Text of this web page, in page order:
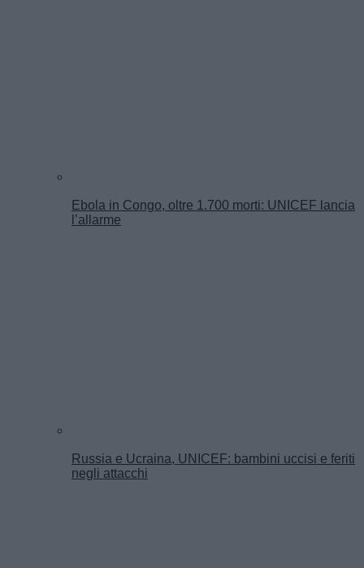
Ebola in Congo, oltre 1.700 morti: UNICEF lancia
l’allarme
Russia e Ucraina, UNICEF: bambini uccisi e feriti
negli attacchi